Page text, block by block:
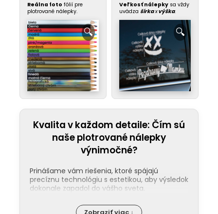
Reálna foto fólií pre
plotrované nálepky.
Veľkosť nálepky sa vždy
uvádza šírkaxvýška.
Kvalita v každom detaile: Čím sú
naše plotrované nálepky
výnimočné?
Prinášame vám riešenia, ktoré spájajú
precíznu technológiu s estetikou, aby výsledok
dokonale zapadol do vášho sveta.
Jednoduchá aplikácia: Nalepenie
Zobraziť viac ↓